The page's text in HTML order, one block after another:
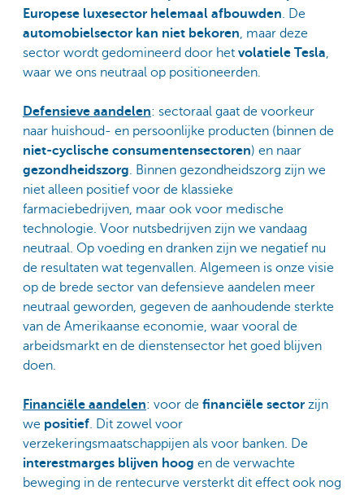
Europese luxesector helemaal afbouwden. De
automobielsector kan niet bekoren, maar deze
sector wordt gedomineerd door het volatiele Tesla,
waar we ons neutraal op positioneerden.
Defensieve aandelen: sectoraal gaat de voorkeur
naar huishoud- en persoonlijke producten (binnen de
niet-cyclische consumentensectoren) en naar
gezondheidszorg. Binnen gezondheidszorg zijn we
niet alleen positief voor de klassieke
farmaciebedrijven, maar ook voor medische
technologie. Voor nutsbedrijven zijn we vandaag
neutraal. Op voeding en dranken zijn we negatief nu
de resultaten wat tegenvallen. Algemeen is onze visie
op de brede sector van defensieve aandelen meer
neutraal geworden, gegeven de aanhoudende sterkte
van de Amerikaanse economie, waar vooral de
arbeidsmarkt en de dienstensector het goed blijven
doen.
Financiële aandelen: voor de financiële sector zijn
we positief. Dit zowel voor
verzekeringsmaatschappijen als voor banken. De
interestmarges blijven hoog en de verwachte
beweging in de rentecurve versterkt dit effect ook nog